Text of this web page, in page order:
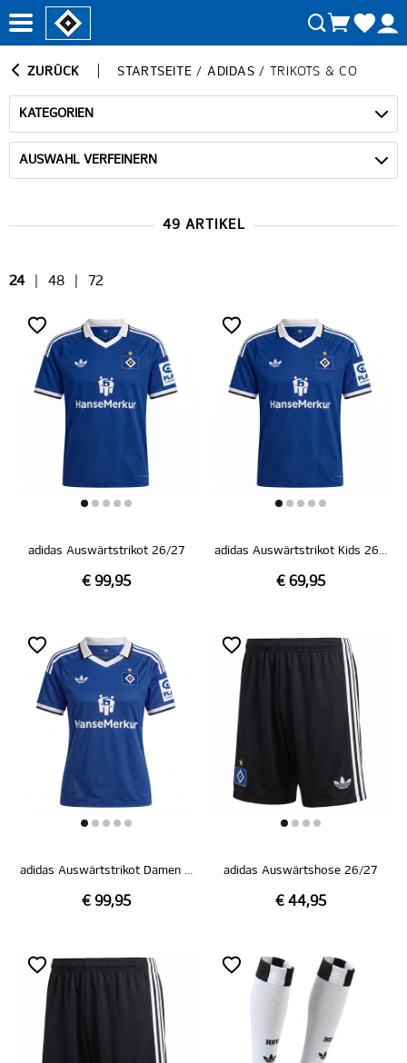
ZURÜCK STARTSEITE / ADIDAS / TRIKOTS & CO
KATEGORIEN
AUSWAHL VERFEINERN
49 ARTIKEL
24 48 72
adidas Auswärtstrikot 26/27
€ 99,95
adidas Auswärtstrikot Kids 26/27
€ 69,95
adidas Auswärtstrikot Damen 26/27
€ 99,95
adidas Auswärtshose 26/27
€ 44,95